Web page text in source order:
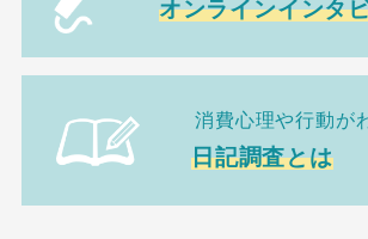
オンラインインタ
消費心理や行動が
日記調査とは